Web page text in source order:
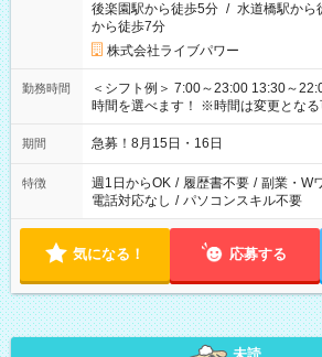
後楽園駅から徒歩5分 / 水道橋駅から
から徒歩7分
株式会社ライブパワー
勤務時間
＜シフト例＞ 7:00～23:00 13:30～22:00 上記の時間から好
時間を選べます！ ※時間は変更とな
期間 急募！8月15日・16日
特徴 週1日からOK / 履歴書不要 / 副業・W
電話対応なし / パソコンスキル不要
気になる！ 応募する